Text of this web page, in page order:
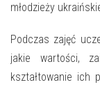
WYDARZENIA
FOTO
E-INFORMATOR
młodzieży
Podczas zajęć
jakie wartości,
kształtowanie ich